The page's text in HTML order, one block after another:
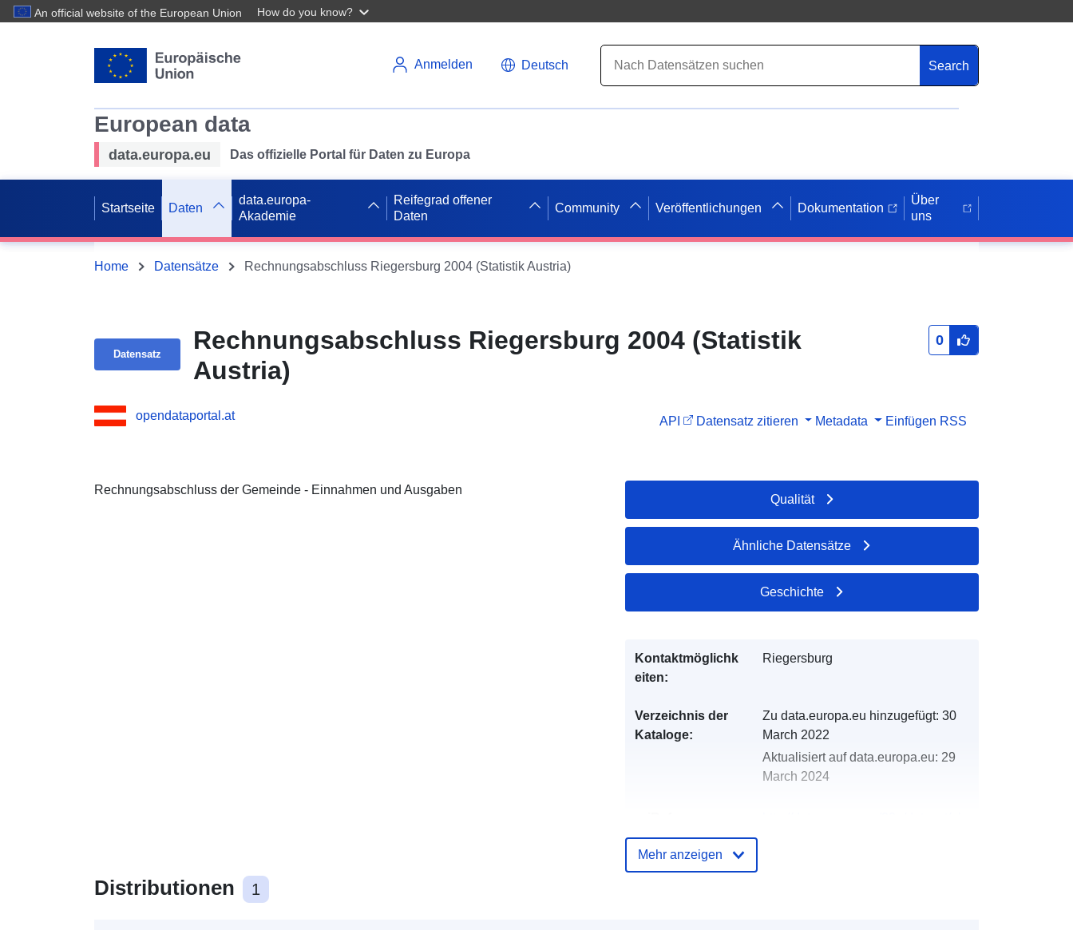
An official website of the European Union How do you know?
Anmelden Deutsch Search
European data
data.europa.eu Das offizielle Portal für Daten zu Europa
Startseite Daten
data.europa-
Akademie
Reifegrad offener
Daten
Community Veröffentlichungen Dokumentation
Über
uns
Home Datensätze Rechnungsabschluss Riegersburg 2004 (Statistik Austria)
Datensatz
Rechnungsabschluss Riegersburg 2004 (Statistik
Austria)
0
opendataportal.at API Datensatz zitieren Metadata Einfügen RSS
Rechnungsabschluss der Gemeinde - Einnahmen und Ausgaben
Distributionen 1
Qualität
Ähnliche Datensätze
Geschichte
Kontaktmöglichk
eiten:
Riegersburg
Verzeichnis der
Kataloge:
Zu data.europa.eu hinzugefügt: 30
March 2022
Aktualisiert auf data.europa.eu: 29
March 2024
Mehr anzeigen